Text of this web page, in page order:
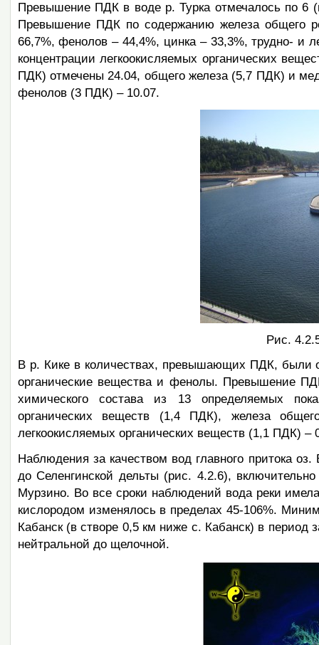
Превышение ПДК в воде р. Турка отмечалось по 6
Превышение ПДК по содержанию железа общего
66,7%, фенолов – 44,4%, цинка – 33,3%, трудно- и
концентрации легкоокисляемых органических
ПДК) отмечены 24.04, общего железа (5,7 ПДК) и
фенолов (3 ПДК) – 10.07.
Рис.
В р. Кике в количествах, превышающих ПДК, были
органические вещества и фенолы. Превышение
химического состава из 13 определяемых
органических веществ (1,4 ПДК), железа
легкоокисляемых органических веществ (1,1 ПДК)
Наблюдения за качеством вод главного притока
до Селенгинской дельты (рис. 4.2.6),
Мурзино. Во все сроки наблюдений вода реки
кислородом изменялось в пределах 45-106%.
Кабанск (в створе 0,5 км ниже с. Кабанск) в период
нейтральной до щелочной.